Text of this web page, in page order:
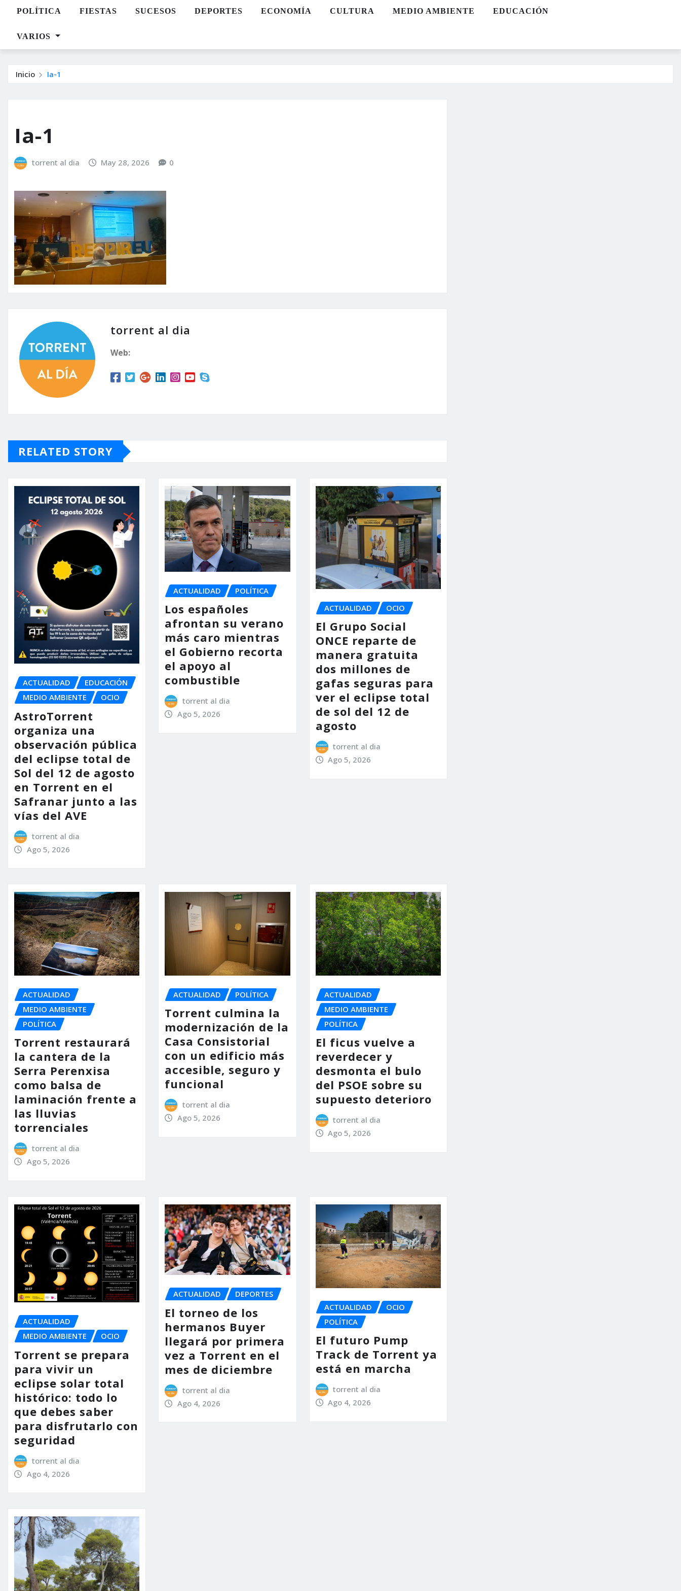
POLÍTICA FIESTAS SUCESOS DEPORTES ECONOMÍA CULTURA MEDIO AMBIENTE EDUCACIÓN
VARIOS
Inicio Ia-1
Ia-1
torrent al dia May 28, 2026 0
torrent al dia
Web:
RELATED STORY
ACTUALIDAD
EDUCACIÓN
MEDIO AMBIENTE
OCIO
AstroTorrent
organiza una
observación pública
del eclipse total de
Sol del 12 de agosto
en Torrent en el
Safranar junto a las
vías del AVE
torrent al dia
Ago 5, 2026
ACTUALIDAD POLÍTICA
Los españoles
afrontan su verano
más caro mientras
el Gobierno recorta
el apoyo al
combustible
torrent al dia
Ago 5, 2026
ACTUALIDAD OCIO
El Grupo Social
ONCE reparte de
manera gratuita
dos millones de
gafas seguras para
ver el eclipse total
de sol del 12 de
agosto
torrent al dia
Ago 5, 2026
ACTUALIDAD
MEDIO AMBIENTE
POLÍTICA
Torrent restaurará
la cantera de la
Serra Perenxisa
como balsa de
laminación frente a
las lluvias
torrenciales
torrent al dia
Ago 5, 2026
ACTUALIDAD POLÍTICA
Torrent culmina la
modernización de la
Casa Consistorial
con un edificio más
accesible, seguro y
funcional
torrent al dia
Ago 5, 2026
ACTUALIDAD
MEDIO AMBIENTE
POLÍTICA
El ficus vuelve a
reverdecer y
desmonta el bulo
del PSOE sobre su
supuesto deterioro
torrent al dia
Ago 5, 2026
ACTUALIDAD
MEDIO AMBIENTE
OCIO
Torrent se prepara
para vivir un
eclipse solar total
histórico: todo lo
que debes saber
para disfrutarlo con
seguridad
torrent al dia
Ago 4, 2026
ACTUALIDAD DEPORTES
El torneo de los
hermanos Buyer
llegará por primera
vez a Torrent en el
mes de diciembre
torrent al dia
Ago 4, 2026
ACTUALIDAD
OCIO
POLÍTICA
El futuro Pump
Track de Torrent ya
está en marcha
torrent al dia
Ago 4, 2026